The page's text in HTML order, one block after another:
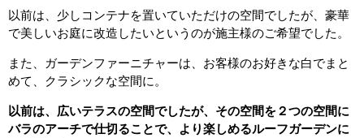
以前は、少しコンテナを置いていただけの空間でしたが、豪華
で美しいお庭に改造したいというのが施主様のご希望でした。
また、ガーデンファーニチャーは、お客様のお好きな白でまと
めて、クラシックな空間に。
以前は、広いテラスの空間でしたが、その空間を２つの空間に
バラのアーチで仕切ることで、より楽しめるルーフガーデンに